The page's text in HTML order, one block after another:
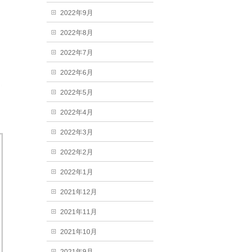
2022年9月
2022年8月
2022年7月
2022年6月
2022年5月
2022年4月
2022年3月
2022年2月
2022年1月
2021年12月
2021年11月
2021年10月